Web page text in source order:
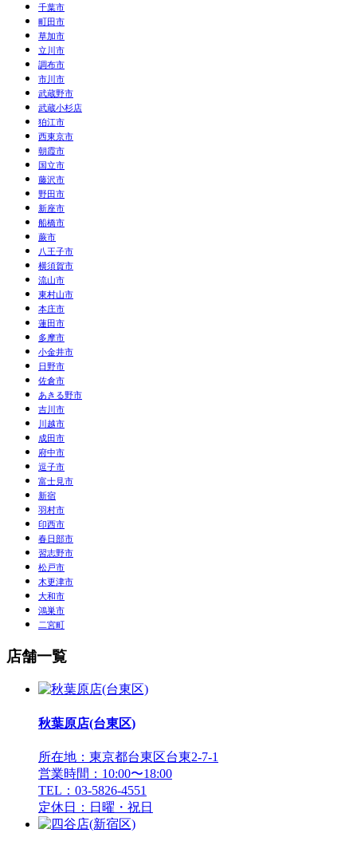
千葉市
町田市
草加市
立川市
調布市
市川市
武蔵野市
武蔵小杉店
狛江市
西東京市
朝霞市
国立市
藤沢市
野田市
新座市
船橋市
蕨市
八王子市
横須賀市
流山市
東村山市
本庄市
蓮田市
多摩市
小金井市
日野市
佐倉市
あきる野市
吉川市
川越市
成田市
府中市
逗子市
富士見市
新宿
羽村市
印西市
春日部市
習志野市
松戸市
木更津市
大和市
鴻巣市
二宮町
店舗一覧
秋葉原店(台東区)
所在地：東京都台東区台東2-7-1
営業時間：10:00〜18:00
TEL：03-5826-4551
定休日：日曜・祝日